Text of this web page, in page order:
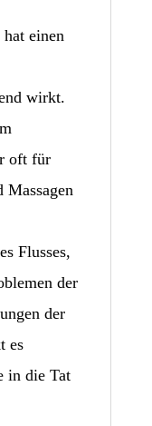
einen
wirkt.
oft für
Massagen
Flusses,
der
der
es
in die Tat